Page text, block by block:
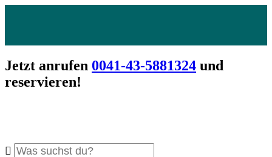
Jetzt anrufen 0041-43-5881324 und
reservieren!